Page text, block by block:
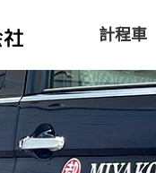
計程車